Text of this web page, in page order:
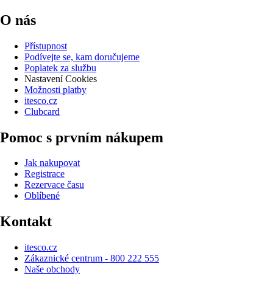
O nás
Přístupnost
Podívejte se, kam doručujeme
Poplatek za službu
Nastavení Cookies
Možnosti platby
itesco.cz
Clubcard
Pomoc s prvním nákupem
Jak nakupovat
Registrace
Rezervace času
Oblíbené
Kontakt
itesco.cz
Zákaznické centrum - 800 222 555
Naše obchody